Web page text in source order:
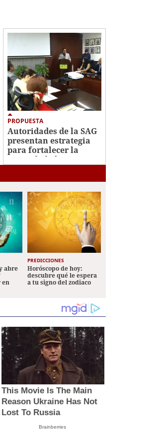
PROPUESTA
Autoridades de la SAG
presentan estrategia
para fortalecer la
seguridad alimentaria
abre
en
PREDICCIONES
Horóscopo de hoy:
descubre qué le espera
a tu signo del zodiaco
This Movie Is The Main
Reason Ukraine Has Not
Lost To Russia
Brainberries